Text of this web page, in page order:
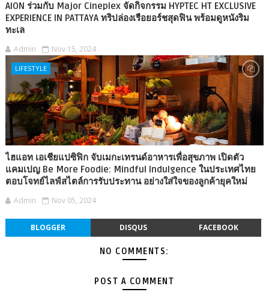
AION ร่วมกับ Major Cineplex จัดกิจกรรม HYPTEC HT EXCLUSIVE
EXPERIENCE IN PATTAYA ทริปล่องเรือยอร์ชสุดฟิน พร้อมดูหนังริม
ทะเล
Admin Nov 15, 2024
LIFESTYLE
ไฮแอท เอเชียแปซิฟิก จับเมกะเทรนด์อาหารเพื่อสุขภาพ เปิดตัว
แคมเปญ Be More Foodie: Mindful Indulgence ในประเทศไทย
ตอบโจทย์ไลฟ์สไตล์การรับประทาน อย่างใส่ใจของลูกค้ายุคใหม่
Admin Nov 05, 2024
BLOGGER DISQUS FACEBOOK
NO COMMENTS:
POST A COMMENT